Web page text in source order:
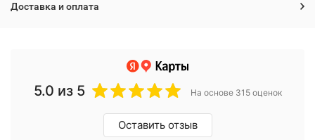
Доставка и оплата